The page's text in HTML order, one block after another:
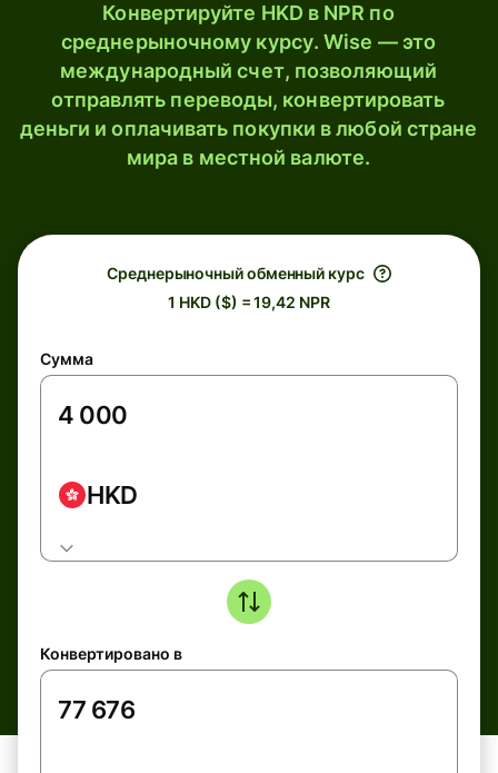
Конвертируйте HKD в NPR по
среднерыночному курсу. Wise — это
международный счет, позволяющий
отправлять переводы, конвертировать
деньги и оплачивать покупки в любой стране
мира в местной валюте.
Среднерыночный обменный курс
1 HKD ($) = 19,42 NPR
Сумма
HKD
Конвертировано в